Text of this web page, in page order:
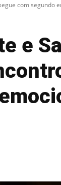
com segundo
e